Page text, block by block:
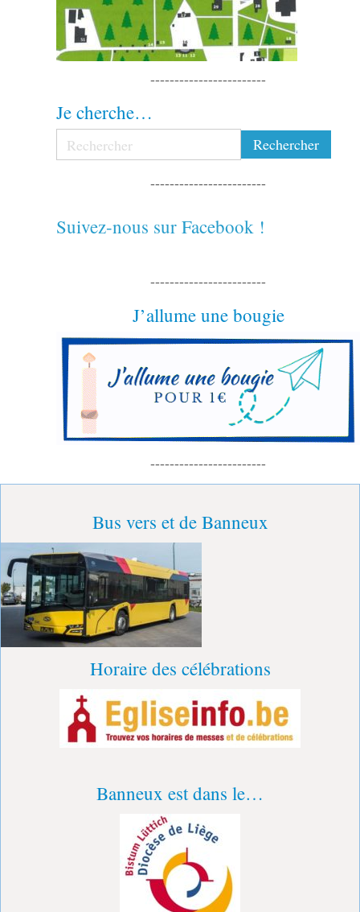
------------------------
Je cherche…
------------------------
Suivez-nous sur Facebook !
------------------------
J’allume une bougie
------------------------
Bus vers et de Banneux
Horaire des célébrations
Banneux est dans le…